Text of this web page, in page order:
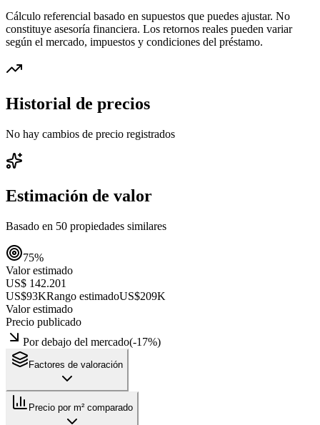
Cálculo referencial basado en supuestos que puedes ajustar. No
constituye asesoría financiera. Los retornos reales pueden variar
según el mercado, impuestos y condiciones del préstamo.
Historial de precios
No hay cambios de precio registrados
Estimación de valor
Basado en 50 propiedades similares
75%
Valor estimado
US$ 142.201
US$93KRango estimadoUS$209K
Valor estimado
Precio publicado
Por debajo del mercado(-17%)
Factores de valoración
Precio por m² comparado